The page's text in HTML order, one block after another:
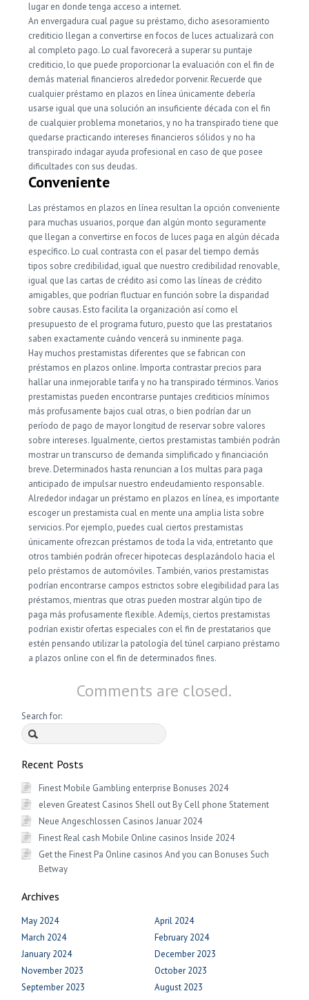
lugar en donde tenga acceso a internet.
An envergadura cual pague su préstamo, dicho asesoramiento
crediticio llegan a convertirse en focos de luces actualizará con
al completo pago. Lo cual favorecerá a superar su puntaje
crediticio, lo que puede proporcionar la evaluación con el fin de
demás material financieros alrededor porvenir. Recuerde que
cualquier préstamo en plazos en línea únicamente debería
usarse igual que una solución an insuficiente década con el fin
de cualquier problema monetarios, y no ha transpirado tiene que
quedarse practicando intereses financieros sólidos y no ha
transpirado indagar ayuda profesional en caso de que posee
dificultades con sus deudas.
Conveniente
Las préstamos en plazos en línea resultan la opción conveniente
para muchas usuarios, porque dan algún monto seguramente
que llegan a convertirse en focos de luces paga en algún década
específico. Lo cual contrasta con el pasar del tiempo demás
tipos sobre credibilidad, igual que nuestro credibilidad renovable,
igual que las cartas de crédito así­ como las líneas de crédito
amigables, que podrían fluctuar en función sobre la disparidad
sobre causas. Esto facilita la organización así­ como el
presupuesto de el programa futuro, puesto que las prestatarios
saben exactamente cuándo vencerá su inminente paga.
Hay muchos prestamistas diferentes que se fabrican con
préstamos en plazos online. Importa contrastar precios para
hallar una inmejorable tarifa y no ha transpirado términos. Varios
prestamistas pueden encontrarse puntajes crediticios mínimos
más profusamente bajos cual otras, o bien podrían dar un
período de pago de mayor longitud de reservar sobre valores
sobre intereses. Igualmente, ciertos prestamistas también podrán
mostrar un transcurso de demanda simplificado y financiación
breve. Determinados hasta renuncian a los multas para paga
anticipado de impulsar nuestro endeudamiento responsable.
Alrededor indagar un préstamo en plazos en línea, es importante
escoger un prestamista cual en mente una amplia lista sobre
servicios. Por ejemplo, puedes cual ciertos prestamistas
únicamente ofrezcan préstamos de toda la vida, entretanto que
otros también podrán ofrecer hipotecas desplazándolo hacia el
pelo préstamos de automóviles. También, varios prestamistas
podrían encontrarse campos estrictos sobre elegibilidad para las
préstamos, mientras que otras pueden mostrar algún tipo de
paga más profusamente flexible. Ademí¡s, ciertos prestamistas
podrían existir ofertas especiales con el fin de prestatarios que
estén pensando utilizar la patologí­a del túnel carpiano préstamo
a plazos online con el fin de determinados fines.
Comments are closed.
Search for:
Recent Posts
Finest Mobile Gambling enterprise Bonuses 2024
eleven Greatest Casinos Shell out By Cell phone Statement
Neue Angeschlossen Casinos Januar 2024
Finest Real cash Mobile Online casinos Inside 2024
Get the Finest Pa Online casinos And you can Bonuses Such
Betway
Archives
May 2024
April 2024
March 2024
February 2024
January 2024
December 2023
November 2023
October 2023
September 2023
August 2023